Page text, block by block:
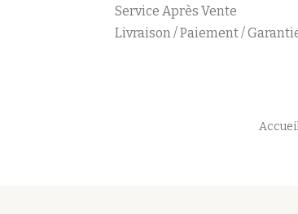
Service Après Vente
Livraison / Paiement /